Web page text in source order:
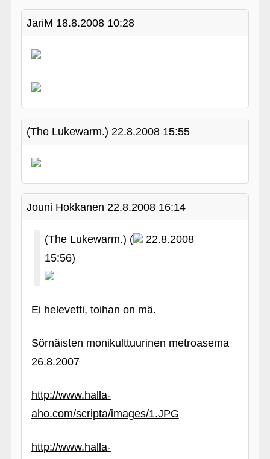
JariM 18.8.2008 10:28
(The Lukewarm.) 22.8.2008 15:55
Jouni Hokkanen 22.8.2008 16:14
(The Lukewarm.) (
22.8.2008
15:56)
Ei helevetti, toihan on mä.
Sörnäisten monikulttuurinen metroasema
26.8.2007
http://www.halla-
aho.com/scripta/images/1.JPG
http://www.halla-